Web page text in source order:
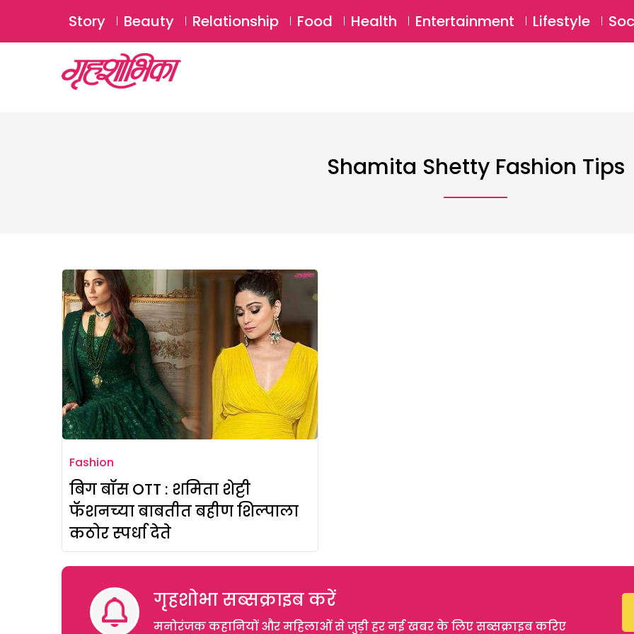
Story Beauty Relationship Food Health Entertainment Lifestyle
Shamita Shetty Fashion Tips
Fashion
बिग बॉस OTT : शमिता शेट्टी
फॅशनच्या बाबतीत बहीण शिल्पाला
कठोर स्पर्धा देते
गृहशोभा सब्सक्राइब करें
मनोरंजक कहानियों और महिलाओं से जुड़ी हर नई खबर के लिए सब्सक्राइब करिए